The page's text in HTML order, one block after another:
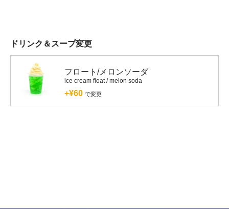
ドリンク＆スープ変更
フロート/メロンソーダ
ice cream float / melon soda
+¥60 で変更